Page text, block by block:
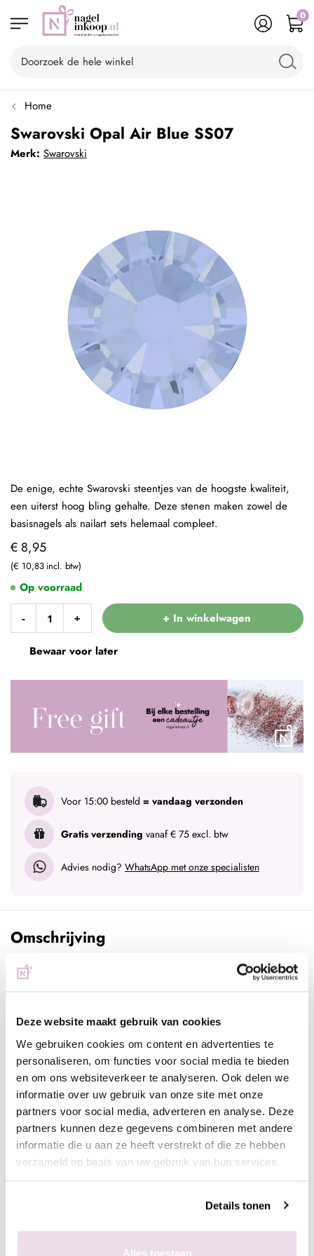
Deze website maakt gebruik van cookies
We gebruiken cookies om content en advertenties te
personaliseren, om functies voor social media te bieden
en om ons websiteverkeer te analyseren. Ook delen we
informatie over uw gebruik van onze site met onze
partners voor social media, adverteren en analyse. Deze
partners kunnen deze gegevens combineren met andere
informatie die u aan ze heeft verstrekt of die ze hebben
verzameld op basis van uw gebruik van hun services.
Details tonen
Alles toestaan
0
Home
Swarovski Opal Air Blue SS07
Merk: Swarovski
€ 8,95
€ 10,83
- + + In winkelwagen
Bewaar voor later
Voor 15:00 besteld = vandaag verzonden
Gratis verzending vanaf € 75 excl. btw
Advies nodig? WhatsApp met onze specialisten
Op voorraad
De enige, echte Swarovski steentjes van de hoogste kwaliteit,
een uiterst hoog bling gehalte. Deze stenen maken zowel de
basisnagels als nailart sets helemaal compleet.
Omschrijving
Swarovski Opal Air Blue SS07
een uiterst hoog bling gehalte in de kleur Opal Air Blue. Deze
stenen maken zowel de basisnagels als nailart sets helemaal
compleet.
Deze verpakking bevat 80 st.
Werkwijze:
- Bereid de natuurlijke of kunstnagel voor zoals gebruikelijk;
- Breng de ondergrond naar wens aan en hard deze uit;
- Lak de nagel af met een topcoat naar wens en hard deze uit;
waxtool en leg ze in de gem gel, zodra het gewenste resultaat
is behaald hard de gem gel uit en het design is klaar.